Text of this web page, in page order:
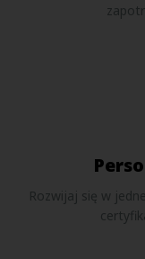
Rozwijaj się w